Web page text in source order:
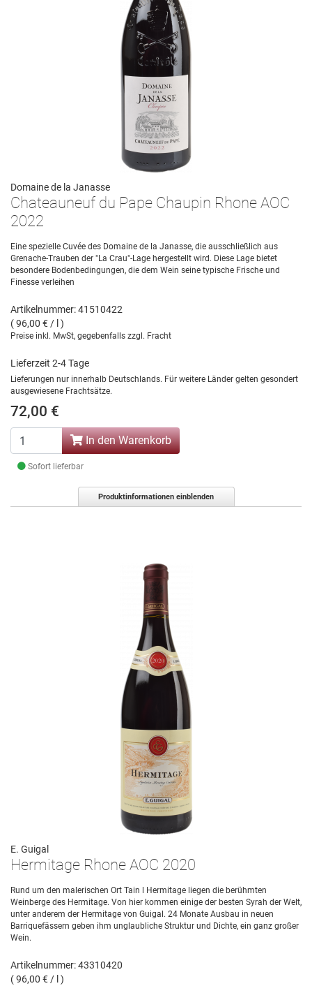
Domaine de la Janasse
Chateauneuf du Pape Chaupin Rhone AOC
2022
Eine spezielle Cuvée des Domaine de la Janasse, die ausschließlich aus
Grenache-Trauben der "La Crau"-Lage hergestellt wird. Diese Lage bietet
besondere Bodenbedingungen, die dem Wein seine typische Frische und
Finesse verleihen
Artikelnummer: 41510422
( 96,00 € / l )
Preise inkl. MwSt, gegebenfalls zzgl. Fracht
Lieferzeit 2-4 Tage
Lieferungen nur innerhalb Deutschlands. Für weitere Länder gelten gesondert
ausgewiesene Frachtsätze.
72,00 €
In den Warenkorb
Sofort lieferbar
Produktinformationen einblenden
E. Guigal
Hermitage Rhone AOC 2020
Rund um den malerischen Ort Tain l Hermitage liegen die berühmten
Weinberge des Hermitage. Von hier kommen einige der besten Syrah der Welt,
unter anderem der Hermitage von Guigal. 24 Monate Ausbau in neuen
Barriquefässern geben ihm unglaubliche Struktur und Dichte, ein ganz großer
Wein.
Artikelnummer: 43310420
( 96,00 € / l )